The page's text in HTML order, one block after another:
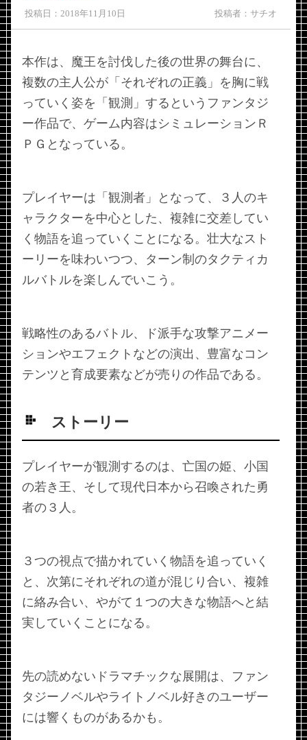
投稿日：2018年11月10日 投稿者：サチオ
本作は、魔王を討伐した後の世界の舞台に、
複数の主人公が「それぞれの正義」を胸に戦
っていく姿を「観測」するというファンタジ
ー作品で、ゲーム内容はシミュレーションＲ
ＰＧとなっている。
プレイヤーは「観測者」となって、３人のキ
ャラクターを中心とした、複雑に交差してい
く物語を追っていくことになる。壮大なスト
ーリーを味わいつつ、ターン制のタクティカ
ルバトルを楽しんでいこう。
戦略性のあるバトル、ド派手な攻撃アニメー
ションやエフェクトなどの演出、豊富なコン
テンツと育成要素などが売りの作品である。
ストーリー
プレイヤーが観測するのは、亡国の姫、小国
の若き王、そして現代日本から召喚された勇
者の３人。
３つの視点で描かれていく物語を追っていく
と、次第にそれぞれの道が混じり合い、複雑
に絡み合い、やがて１つの大きな物語へと結
実していくことになる。
先の読めないドラマチックな展開は、ファン
タジーノベルやライトノベル好きのユーザー
には響くものがあるかも。